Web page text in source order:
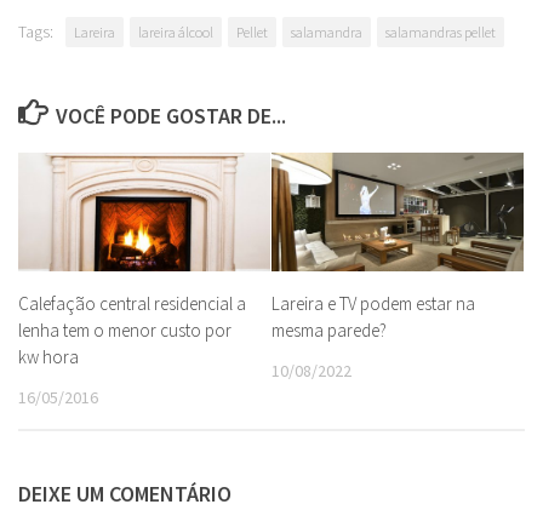
Tags: Lareira lareira álcool Pellet salamandra salamandras pellet
VOCÊ PODE GOSTAR DE...
Calefação central residencial a
lenha tem o menor custo por
kw hora
16/05/2016
Lareira e TV podem estar na
mesma parede?
10/08/2022
DEIXE UM COMENTÁRIO